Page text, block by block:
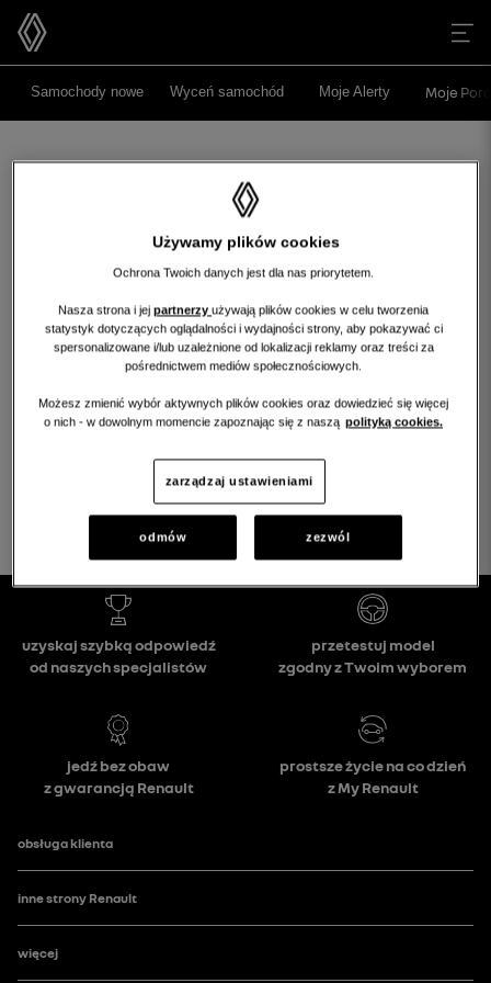
Samochody nowe Wyceń samochód
Moje Alerty
Moje
Niestety, wybrany dealer nie ma
obecnie żadnych ofert w tej kategorii.
Wróć na stronę główną
wróć na stronę główną
Używamy plików cookies
Ochrona Twoich danych jest dla nas priorytetem.
Nasza strona i jej partnerzy używają plików cookies w celu tworzenia
statystyk dotyczących oglądalności i wydajności strony, aby pokazywać ci
spersonalizowane i/lub uzależnione od lokalizacji reklamy oraz treści za
pośrednictwem mediów społecznościowych.
Możesz zmienić wybór aktywnych plików cookies oraz dowiedzieć się więcej
o nich - w dowolnym momencie zapoznając się z naszą polityką cookies.
zarządzaj ustawieniami
odmów zezwól